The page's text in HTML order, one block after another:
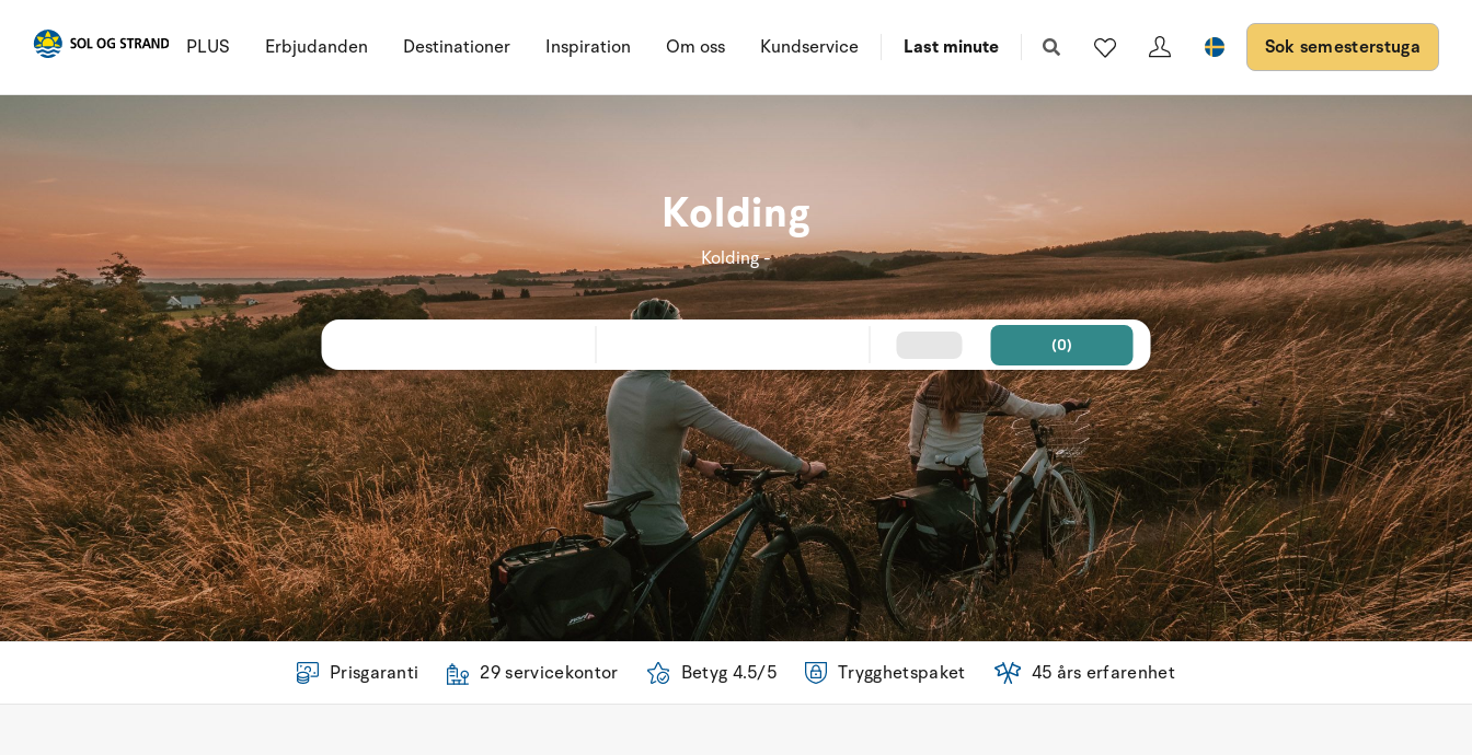
PLUS Erbjudanden Destinationer Inspiration Om oss Kundservice Last minute Sok semesterstuga
(0)
Kolding
Kolding -
Prisgaranti 29 servicekontor Betyg 4.5/5 Trygghetspaket 45 års erfarenhet